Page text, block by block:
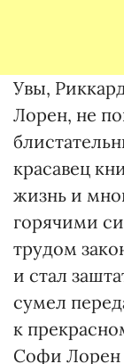
Увы,
Лорен, не
красавец
жизнь и
горячими
трудом
и стал
сумел
к
Софи Лорен